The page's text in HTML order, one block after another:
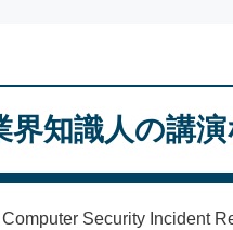
界知識人の講
Security Incident